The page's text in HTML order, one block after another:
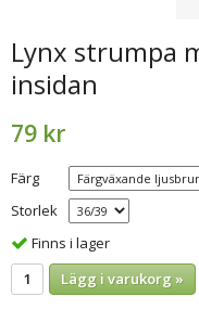
Lynx strumpa
insidan
79 kr
Färg
Storlek
Finns i lager
Lägg i varukorg »